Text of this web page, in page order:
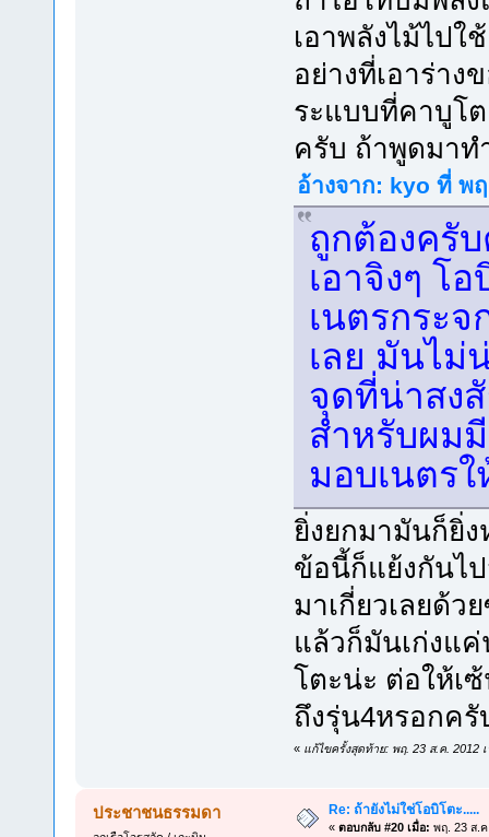
เอาพลังไม้ไปใ
อย่างที่เอาร่า
ระแบบที่คาบูโ
ครับ ถ้าพูดมาท
อ้างจาก: kyo ที่ พ
ถูกต้องครั
เอาจิงๆ โ
เนตรกระจ
เลย มันไม่
จุดที่น่าสง
สำหรับผม
มอบเนตร
ยิ่งยกมามันก็ยิ่ง
ข้อนี้ก็แย้งกันไ
มาเกี่ยวเลยด้ว
แล้วก็มันเก่งแค่
โตะน่ะ ต่อให้เ
ถึงรุ่น4หรอกค
« แก้ไขครั้งสุดท้าย: พฤ. 23 ส.ค. 2012
ประชาชนธรรมดา Re: ถ้ายังไม่ใช่โอบิโตะ.....
« ตอบกลับ #20 เมื่อ: พฤ. 23 ส.ค